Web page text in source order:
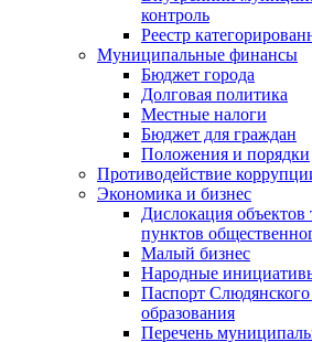
контроль
Реестр
Муниципальные финансы
Бюджет города
Долговая политика
Местные налоги
Бюджет для граждан
Положения и порядки
Противодействие
Экономика и бизнес
Дислокация объектов
пунктов
Малый бизнес
Народные
Паспорт
образования
Перечень